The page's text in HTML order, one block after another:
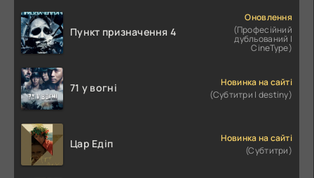
Пункт призначення 4
Оновлення
(Професійний
дубльований |
CineType)
71 у вогні
Новинка на сайті
(Субтитри | destiny)
Цар Едіп
Новинка на сайті
(Субтитри)